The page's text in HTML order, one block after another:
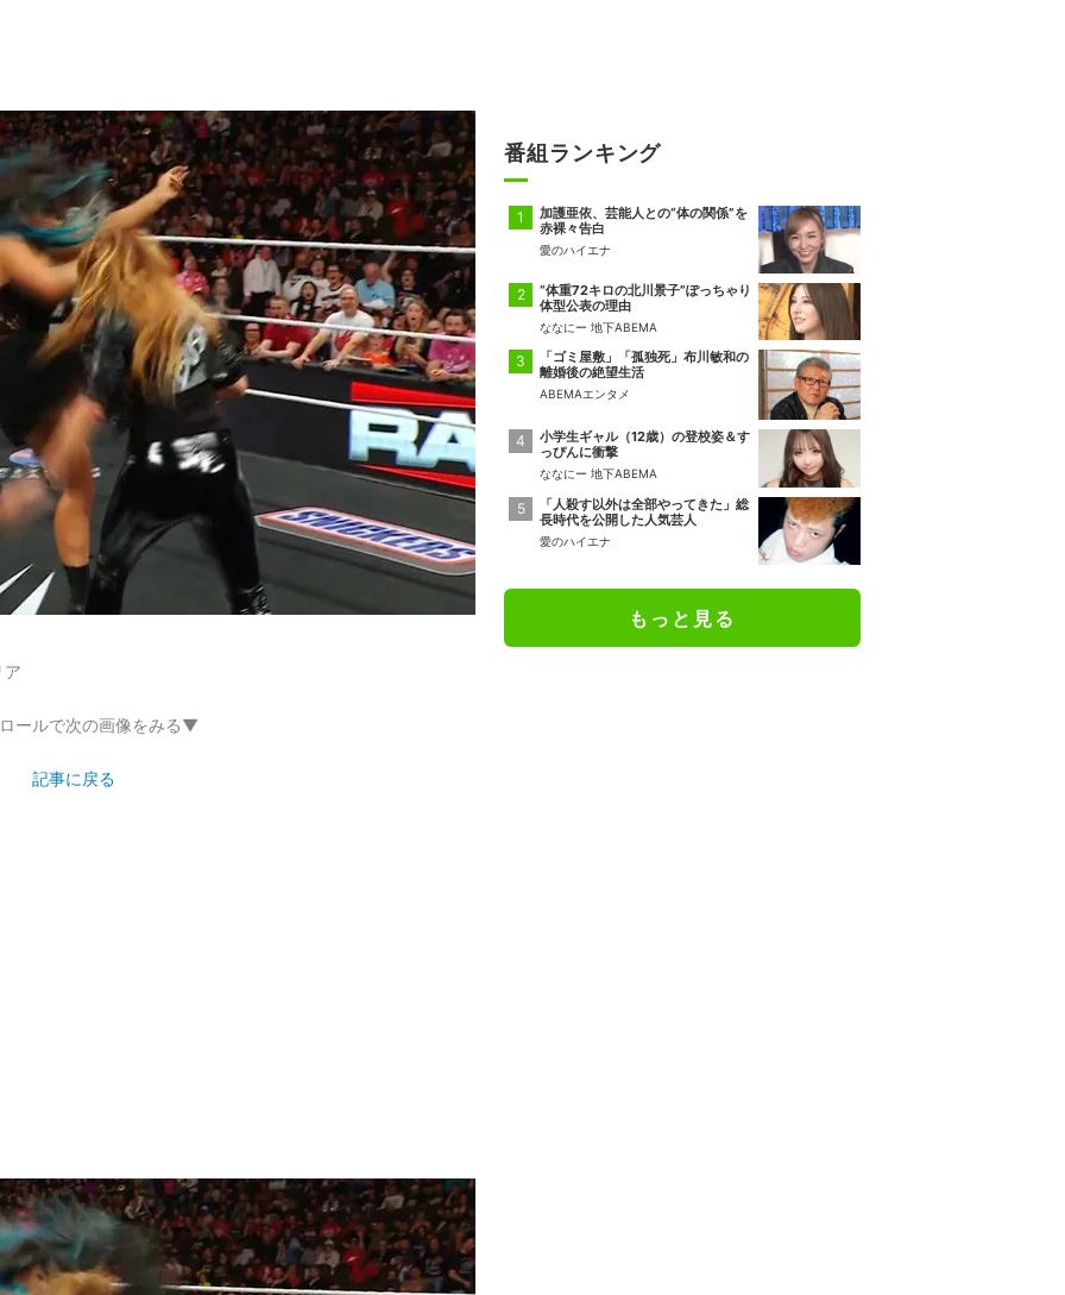
ア
ールで次の画像をみる▼
記事に戻る
番組ランキング
加護亜依、芸能人との“体の関係”を
赤裸々告白
愛のハイエナ
“体重72キロの北川景子”ぽっちゃり
体型公表の理由
ななにー 地下ABEMA
「ゴミ屋敷」「孤独死」布川敏和の
離婚後の絶望生活
ABEMAエンタメ
小学生ギャル（12歳）の登校姿＆す
っぴんに衝撃
ななにー 地下ABEMA
「人殺す以外は全部やってきた」総
長時代を公開した人気芸人
愛のハイエナ
もっと見る